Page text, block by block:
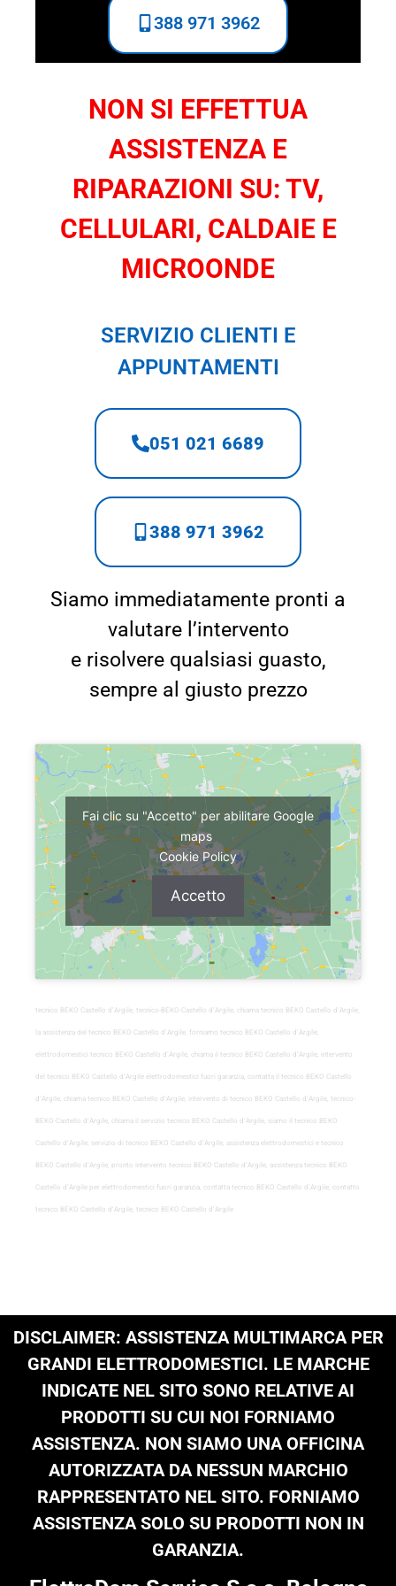
388 971 3962
NON SI EFFETTUA
ASSISTENZA E
RIPARAZIONI SU: TV,
CELLULARI, CALDAIE E
MICROONDE
SERVIZIO CLIENTI E
APPUNTAMENTI
051 021 6689
388 971 3962
Siamo immediatamente pronti a
valutare l’intervento
e risolvere qualsiasi guasto,
sempre al giusto prezzo
Fai clic su "Accetto" per abilitare Google
maps
Cookie Policy
Accetto
tecnico BEKO Castello d’Argile, tecnico-BEKO-Castello d’Argile, chiama tecnico BEKO Castello d’Argile,
la assistenza del tecnico BEKO Castello d’Argile, forniamo tecnico BEKO Castello d’Argile,
elettrodomestici tecnico BEKO Castello d’Argile, chiama il tecnico BEKO Castello d’Argile, intervento
del tecnico BEKO Castello d’Argile elettrodomestici fuori garanzia, contatta il tecnico BEKO Castello
d’Argile, chiama tecnico BEKO Castello d’Argile, intervento di tecnico BEKO Castello d’Argile, tecnico-
BEKO-Castello d’Argile, chiama il servizio tecnico BEKO Castello d’Argile, siamo il tecnico BEKO
Castello d’Argile, servizio di tecnico BEKO Castello d’Argile, assistenza elettrodomestici e tecnico
BEKO Castello d’Argile, pronto intervento tecnico BEKO Castello d’Argile, assistenza tecnico BEKO
Castello d’Argile per elettrodomestici fuori garanzia, contatta tecnico BEKO Castello d’Argile, contatto
tecnico BEKO Castello d’Argile, tecnico BEKO Castello d’Argile
DISCLAIMER: ASSISTENZA MULTIMARCA PER
GRANDI ELETTRODOMESTICI. LE MARCHE
INDICATE NEL SITO SONO RELATIVE AI
PRODOTTI SU CUI NOI FORNIAMO
ASSISTENZA. NON SIAMO UNA OFFICINA
AUTORIZZATA DA NESSUN MARCHIO
RAPPRESENTATO NEL SITO. FORNIAMO
ASSISTENZA SOLO SU PRODOTTI NON IN
GARANZIA.